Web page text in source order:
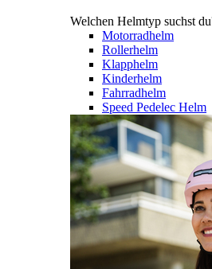
Welchen Helmtyp suchst
Motorradhelm
Rollerhelm
Klapphelm
Kinderhelm
Fahrradhelm
Speed Pedelec Helm